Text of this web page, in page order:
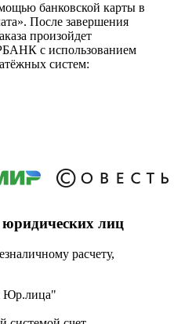
банковской карты в
После завершения
произойдет
с использованием
систем:
лиц
расчету,
Юр.лица"